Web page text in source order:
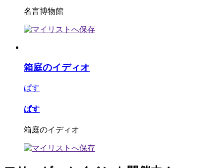
名言博物館
箱庭のイディオ
ぱす
ぱす
箱庭のイディオ